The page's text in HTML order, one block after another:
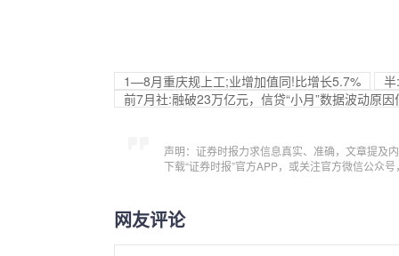
1—8月重庆规上工;业增加值同!比增长5.7%
前7月社:融破23万亿元，信贷“小月”数据波动原因
声明：证券时报力求信息真实、准确，文章提及
下载“证券时报”官方APP，或关注官方微信公众
网友评论